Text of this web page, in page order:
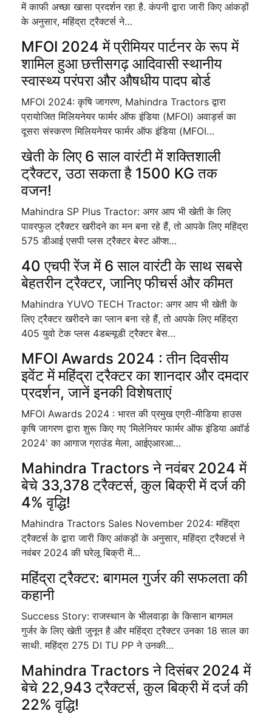
में काफी अच्छा खासा प्रदर्शन रहा है. कंपनी द्वारा जारी किए आंकड़ों
के अनुसार, महिंद्रा ट्रैक्टर्स ने…
MFOI 2024 में प्रीमियर पार्टनर के रूप में
शामिल हुआ छत्तीसगढ़ आदिवासी स्थानीय
स्वास्थ्य परंपरा और औषधीय पादप बोर्ड
MFOI 2024: कृषि जागरण, Mahindra Tractors द्वारा
प्रायोजित मिलियनेयर फार्मर ऑफ इंडिया (MFOI) अवार्ड्स का
दूसरा संस्करण मिलियनेयर फार्मर ऑफ इंडिया (MFOI…
खेती के लिए 6 साल वारंटी में शक्तिशाली
ट्रैक्टर, उठा सकता है 1500 KG तक
वजन!
Mahindra SP Plus Tractor: अगर आप भी खेती के लिए
पावरफुल ट्रैक्टर खरीदने का मन बना रहे हैं, तो आपके लिए महिंद्रा
575 डीआई एसपी प्लस ट्रैक्टर बेस्ट ऑप्श…
40 एचपी रेंज में 6 साल वारंटी के साथ सबसे
बेहतरीन ट्रैक्टर, जानिए फीचर्स और कीमत
Mahindra YUVO TECH Tractor: अगर आप भी खेती के
लिए ट्रैक्टर खरीदने का प्लान बना रहे हैं, तो आपके लिए महिंद्रा
405 युवो टेक प्लस 4डब्ल्यूडी ट्रैक्टर बेस…
MFOI Awards 2024 : तीन दिवसीय
इवेंट में महिंद्रा ट्रैक्टर का शानदार और दमदार
प्रदर्शन, जानें इनकी विशेषताएं
MFOI Awards 2024 : भारत की प्रमुख एग्री-मीडिया हाउस
कृषि जागरण द्वारा शुरू किए गए ‘मिलेनियर फार्मर ऑफ इंडिया अवॉर्ड
2024' का आगाज ग्राउंड मेला, आईएआरआ…
Mahindra Tractors ने नवंबर 2024 में
बेचे 33,378 ट्रैक्टर्स, कुल बिक्री में दर्ज की
4% वृद्धि!
Mahindra Tractors Sales November 2024: महिंद्रा
ट्रैक्टर्स के द्वारा जारी किए आंकड़ों के अनुसार, महिंद्रा ट्रैक्टर्स ने
नवंबर 2024 की घरेलू बिक्री में…
महिंद्रा ट्रैक्टर: बागमल गुर्जर की सफलता की
कहानी
Success Story: राजस्थान के भीलवाड़ा के किसान बागमल
गुर्जर के लिए खेती जुनून है और महिंद्रा ट्रैक्टर उनका 18 साल का
साथी. महिंद्रा 275 DI TU PP ने उनकी…
Mahindra Tractors ने दिसंबर 2024 में
बेचे 22,943 ट्रैक्टर्स, कुल बिक्री में दर्ज की
22% वृद्धि!